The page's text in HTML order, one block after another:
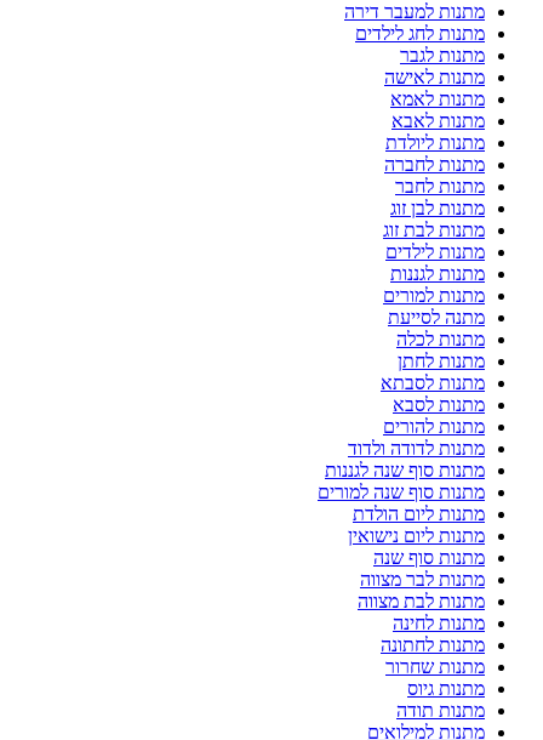
מתנות למעבר דירה
מתנות לחג לילדים
מתנות לגבר
מתנות לאישה
מתנות לאמא
מתנות לאבא
מתנות ליולדת
מתנות לחברה
מתנות לחבר
מתנות לבן זוג
מתנות לבת זוג
מתנות לילדים
מתנות לגננות
מתנות למורים
מתנה לסייעת
מתנות לכלה
מתנות לחתן
מתנות לסבתא
מתנות לסבא
מתנות להורים
מתנות לדודה ולדוד
מתנות סוף שנה לגננות
מתנות סוף שנה למורים
מתנות ליום הולדת
מתנות ליום נישואין
מתנות סוף שנה
מתנות לבר מצווה
מתנות לבת מצווה
מתנות לחינה
מתנות לחתונה
מתנות שחרור
מתנות גיוס
מתנות תודה
מתנות למילואים